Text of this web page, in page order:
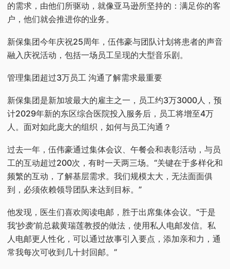
的需求，由他们所驱动，就像亚马逊所坚持的：满足你的客
户，他们就会推进你的业务。
新保集团今年庆祝25周年，伍伟豪与团队计划将患者的声音
融入庆祝活动，包括一场员工呈现的大型音乐剧。
管理集团超过3万员工 沟通了解需求最重要
新保集团是新加坡最大的雇主之一，员工约3万3000人，预
计2029年新的东区综合医院投入服务后，员工将增至4万
人。面对如此庞大的组织，如何与员工沟通？
过去一年，伍伟豪通过集体会议、午餐会和表彰活动，与员
工的互动超过200次，有时一天两三场。“关键在于多样化和
频繁的互动，了解基层需求。我们规模太大，无法面面俱
到，必须依赖领导团队来达到目标。”
他发现，医生们喜欢阅读电邮，胜于出席集体会议。“于是
我‘抄袭’前总裁黄瑞莲教授的做法，使用私人电邮发信。私
人电邮更人性化，可以通过故事引入要点，添加亲和力，通
常我每次可收到几十封回邮。”